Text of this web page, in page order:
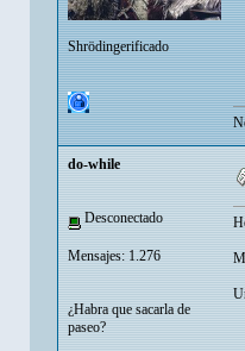
Shrödingerificado
do-while
Desconectado
Mensajes: 1.276
¿Habra que sacarla de
paseo?